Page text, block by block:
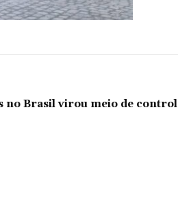
no Brasil virou meio de